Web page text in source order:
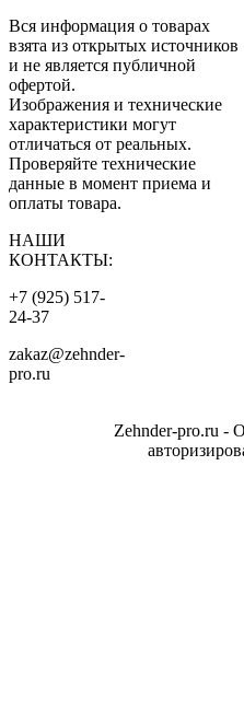
Вся информация о товарах
взята из открытых источников
и не является публичной
офертой.
Изображения и технические
характеристики могут
отличаться от реальных.
Проверяйте технические
данные в момент приема и
оплаты товара.
НАШИ
КОНТАКТЫ:
+7 (925) 517-
24-37
zakaz@zehnder-
pro.ru
Zehnder-pro.ru -